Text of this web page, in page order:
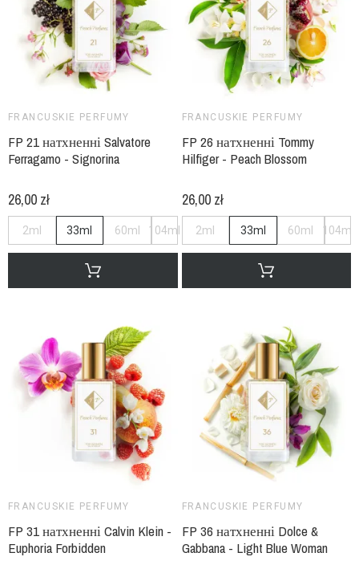
FRANCUSKIE PERFUMY
FP 21 натхненні Salvatore
Ferragamo - Signorina
26,00 zł
2ml 33ml 60ml 104ml
FRANCUSKIE PERFUMY
FP 26 натхненні Tommy
Hilfiger - Peach Blossom
26,00 zł
2ml 33ml 60ml 104ml
FRANCUSKIE PERFUMY
FP 31 натхненні Calvin Klein -
Euphoria Forbidden
FRANCUSKIE PERFUMY
FP 36 натхненні Dolce &
Gabbana - Light Blue Woman